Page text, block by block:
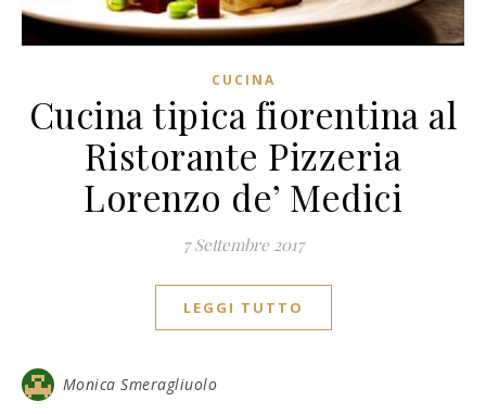
CUCINA
Cucina tipica fiorentina al
Ristorante Pizzeria
Lorenzo de’ Medici
7 Settembre 2017
LEGGI TUTTO
Monica Smeragliuolo